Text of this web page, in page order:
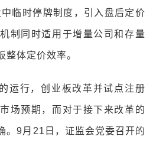
临时停牌制度，引入盘后定价
制同时适用于增量公司和存量
整体定价效率。
运行，创业板改革并试点注册
场预期，而对于接下来改革的
。9月21日，证监会党委召开的